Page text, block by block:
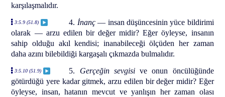
karşılaşmalıdır.
3:5.9 (51.8) 4. İnanç— insan düşüncesinin yüce bildirimi
olarak — arzu edilen bir değer midir? Eğer öyleyse, insanın
sahip olduğu akıl kendisi; inanabileceği ölçüden her zaman
daha azını bilebildiği kargaşalı çıkmazda bulmalıdır.
3:5.10 (51.9) 5. Gerçeğin sevgisive onun öncülüğünde
götürdüğü yere kadar gitmek, arzu edilen bir değer midir? Eğer
öyleyse, insan, hatanın mevcut ve yanlışın her zaman olası